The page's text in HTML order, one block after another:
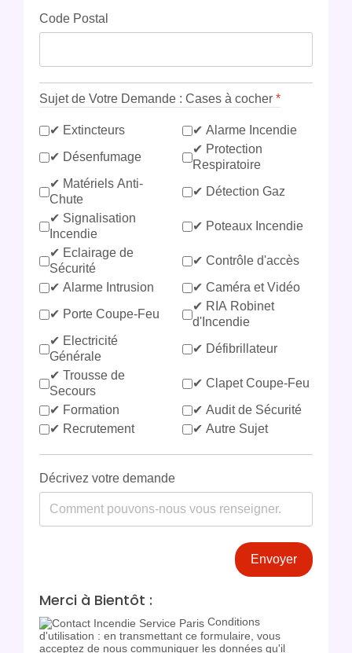
Code Postal
Sujet de Votre Demande : Cases à cocher *
✔ Extincteurs
✔ Alarme Incendie
✔ Désenfumage
✔ Protection
Respiratoire
✔ Matériels Anti-
Chute
✔ Détection Gaz
✔ Signalisation
Incendie
✔ Poteaux Incendie
✔ Eclairage de
Sécurité
✔ Contrôle d'accès
✔ Alarme Intrusion
✔ Caméra et Vidéo
✔ Porte Coupe-Feu
✔ RIA Robinet
d'Incendie
✔ Electricité
Générale
✔ Défibrillateur
✔ Trousse de
Secours
✔ Clapet Coupe-Feu
✔ Formation
✔ Audit de Sécurité
✔ Recrutement
✔ Autre Sujet
Décrivez votre demande
Envoyer
Merci à Bientôt :
Conditions
d'utilisation : en transmettant ce formulaire, vous
acceptez de nous communiquer les données qu'il